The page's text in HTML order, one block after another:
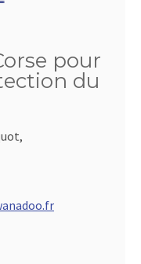
pour
du